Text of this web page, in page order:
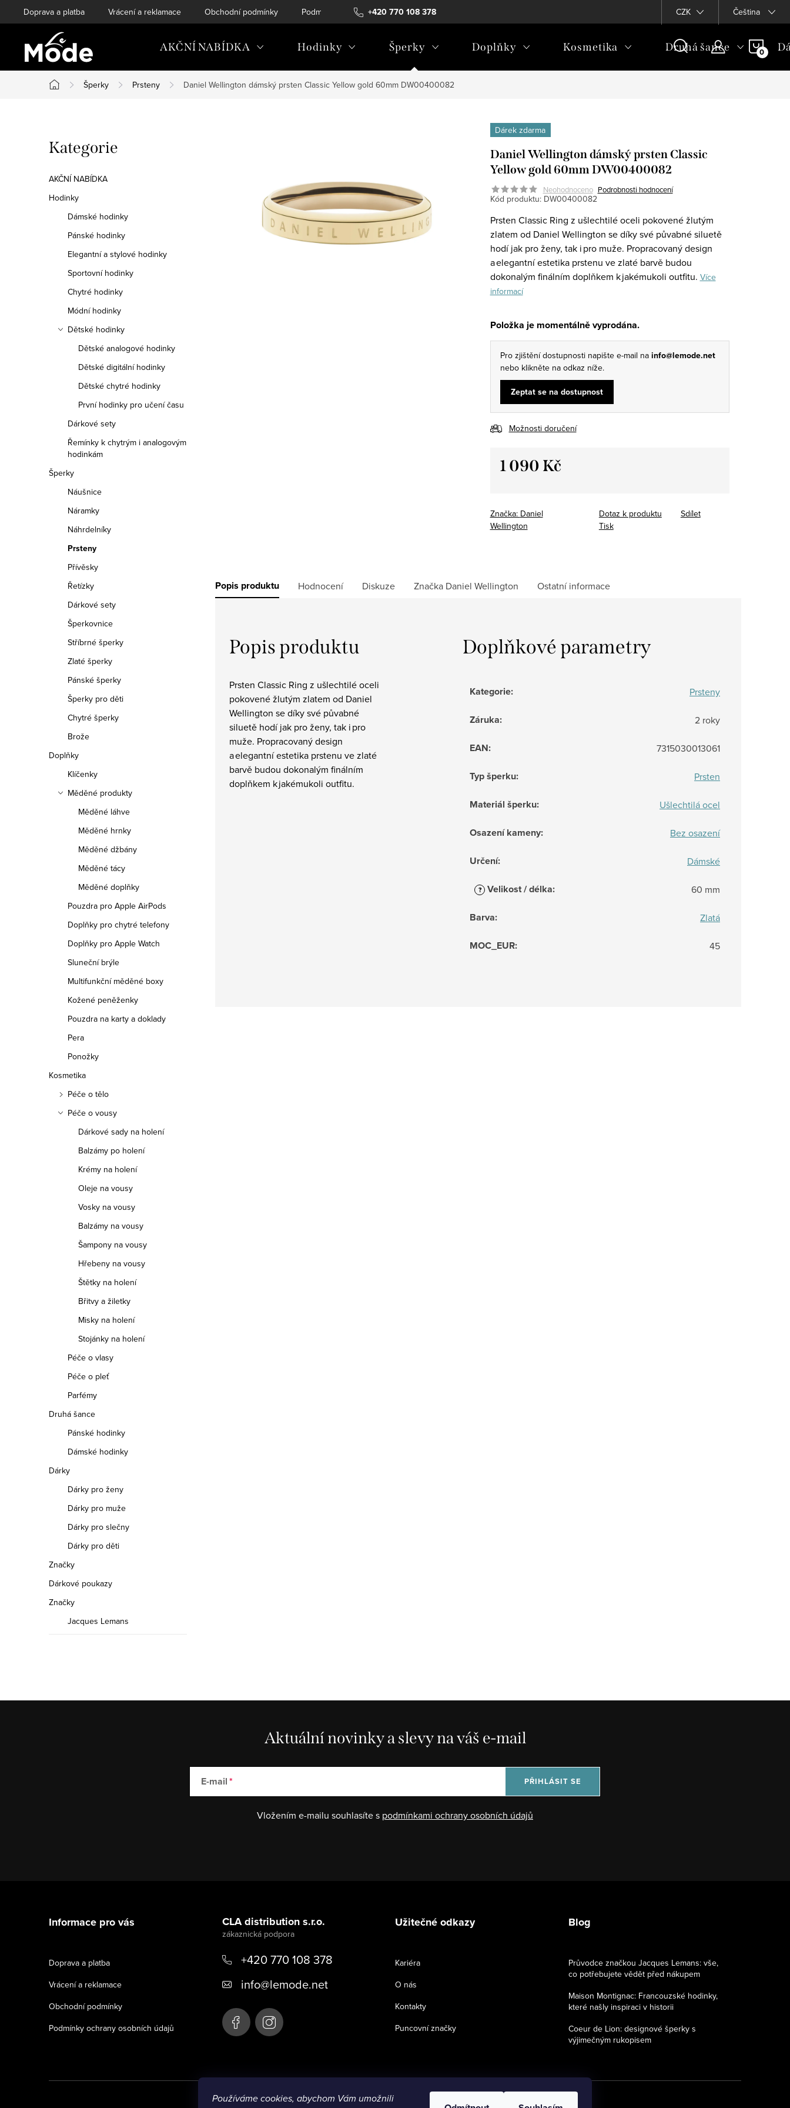
Používáme cookies, abychom Vám umožnili
na
+420 770 108 378
Doprava a platba Vrácení a reklamace Obchodní podmínky Podmínky ochrany osobních údajů CZK Čeština
AKČNÍ NABÍDKA Hodinky Šperky Doplňky Kosmetika Druhá šance
Domů
Šperky Prsteny Daniel Wellington dámský prsten Classic Yellow gold 60mm DW00400082
o
s
t
Přeskočit
kategorie
Kategorie
AKČNÍ NABÍDKA
Hodinky
Dámské hodinky
Pánské hodinky
Elegantní a stylové hodinky
Sportovní hodinky
Chytré hodinky
Módní hodinky
Dětské hodinky
Dětské analogové hodinky
Dětské digitální hodinky
Dětské chytré hodinky
První hodinky pro učení času
Dárkové sety
Řemínky k chytrým i analogovým
hodinkám
Šperky
Náušnice
Náramky
Náhrdelníky
Prsteny
Přívěsky
Řetízky
Dárkové sety
Šperkovnice
Stříbrné šperky
Zlaté šperky
Pánské šperky
Šperky pro děti
Chytré šperky
Brože
Doplňky
Klíčenky
Měděné produkty
Měděné láhve
Měděné hrnky
Měděné džbány
Měděné tácy
Měděné doplňky
Pouzdra pro Apple AirPods
Doplňky pro chytré telefony
Doplňky pro Apple Watch
Sluneční brýle
Multifunkční měděné boxy
Kožené peněženky
Pouzdra na karty a doklady
Pera
Ponožky
Kosmetika
Péče o tělo
Péče o vousy
Dárkové sady na holení
Balzámy po holení
Krémy na holení
Oleje na vousy
Vosky na vousy
Balzámy na vousy
Šampony na vousy
Hřebeny na vousy
Štětky na holení
Břitvy a žiletky
Misky na holení
Stojánky na holení
Péče o vlasy
Péče o pleť
Parfémy
Druhá šance
Pánské hodinky
Dámské hodinky
Dárky
Dárky pro ženy
Dárky pro muže
Dárky pro slečny
Dárky pro děti
Značky
Dárkové poukazy
Značky
Jacques Lemans
Dárek zdarma
Daniel Wellington dámský prsten Classic
Yellow gold 60mm DW00400082
Neohodnoceno Podrobnosti hodnocení
Kód produktu: DW00400082
Prsten Classic Ring z ušlechtilé oceli pokovené žlutým
zlatem od Daniel Wellington se díky své půvabné siluetě
hodí jak pro ženy, tak i pro muže. Propracovaný design
a elegantní estetika prstenu ve zlaté barvě budou
dokonalým finálním doplňkem k jakémukoli outfitu. Více
informací
Položka je momentálně vyprodána.
Pro zjištění dostupnosti napište e-mail na info@lemode.net
nebo klikněte na odkaz níže.
Zeptat se na dostupnost
Možnosti doručení
1 090 Kč
Značka: Daniel
Wellington
Tisk
Dotaz k produktu Sdílet
Popis produktu Hodnocení Diskuze Značka Daniel Wellington Ostatní informace
Popis produktu
Prsten Classic Ring z ušlechtilé oceli
pokovené žlutým zlatem od Daniel
Wellington se díky své půvabné
siluetě hodí jak pro ženy, tak i pro
muže. Propracovaný design
a elegantní estetika prstenu ve zlaté
barvě budou dokonalým finálním
doplňkem k jakémukoli outfitu.
Doplňkové parametry
Kategorie: Prsteny
Záruka: 2 roky
EAN: 7315030013061
Typ šperku: Prsten
Materiál šperku: Ušlechtilá ocel
Osazení kameny: Bez osazení
Určení: Dámské
? Velikost / délka: 60 mm
Barva: Zlatá
MOC_EUR: 45
Aktuální novinky a slevy na váš e-mail
E-mail
Vložením e-mailu souhlasíte s podmínkami ochrany osobních údajů
PŘIHLÁSIT SE
Informace pro vás
Doprava a platba
Vrácení a reklamace
Obchodní podmínky
Podmínky ochrany osobních údajů
CLA distribution s.r.o.
+420 770 108 378
info@lemode.net
Užitečné odkazy
Kariéra
O nás
Kontakty
Puncovní značky
Blog
Průvodce značkou Jacques Lemans: vše,
co potřebujete vědět před nákupem
Maison Montignac: Francouzské hodinky,
které našly inspiraci v historii
Coeur de Lion: designové šperky s
výjimečným rukopisem